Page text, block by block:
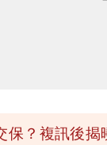
？複訊後揭